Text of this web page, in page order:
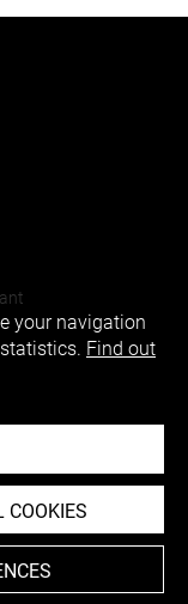
your navigation
Find out
COOKIES